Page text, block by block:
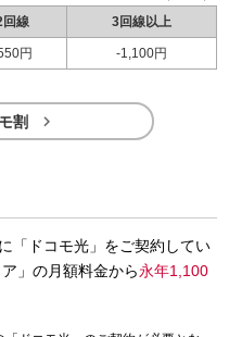
回線 3回線以上
円 -1,100円
割 
「ドコモ光」をご契約してい
」の月額料金から永年1,100